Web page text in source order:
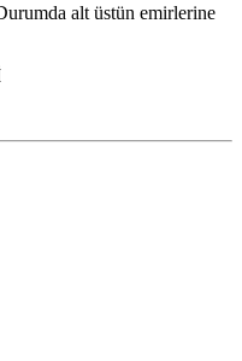
alt üstün emirlerine